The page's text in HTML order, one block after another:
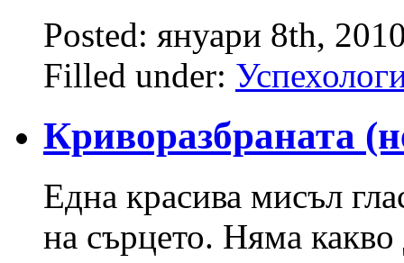
Posted: януари 8th,
Filled under:
Криворазбраната
Една красива мисъл
на сърцето. Няма